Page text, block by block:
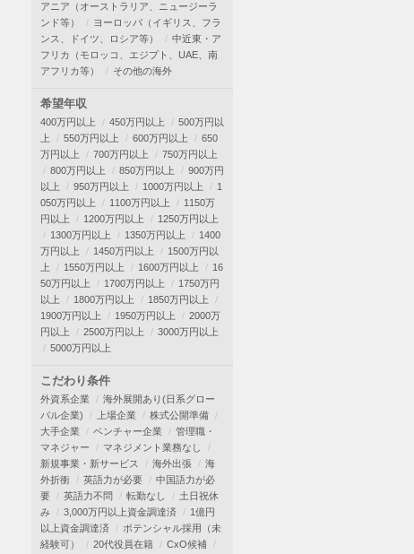
アニア（オーストラリア、ニュージーラ
ンド等）
ヨーロッパ（イギリス、フラ
ンス、ドイツ、ロシア等）
中近東・ア
フリカ（モロッコ、エジプト、UAE、南
アフリカ等）
その他の海外
希望年収
400万円以上 450万円以上
500万円以
上
550万円以上 600万円以上
650
万円以上
700万円以上
750万円以上
800万円以上
850万円以上
900万円
以上
950万円以上 1000万円以上
1
050万円以上
1100万円以上
1150万
円以上
1200万円以上
1250万円以上
1300万円以上
1350万円以上
1400
万円以上
1450万円以上
1500万円以
上
1550万円以上 1600万円以上
16
50万円以上
1700万円以上
1750万円
以上
1800万円以上
1850万円以上
1900万円以上
1950万円以上
2000万
円以上
2500万円以上
3000万円以上
5000万円以上
こだわり条件
外資系企業
海外展開あり(日系グロー
バル企業)
上場企業
株式公開準備
大手企業
ベンチャー企業
管理職・
マネジャー
マネジメント業務なし
新規事業・新サービス
海外出張
海
外折衝
英語力が必要
中国語力が必
要
英語力不問 転勤なし
土日祝休
み
3,000万円以上資金調達済
1億円
以上資金調達済
ポテンシャル採用（未
経験可）
20代役員在籍
CxO候補